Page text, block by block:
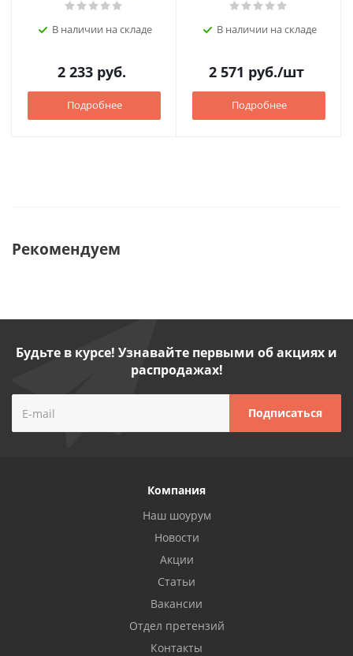
В наличии на складе
2 233руб.
Подробнее
В наличии на складе
2 571 руб./шт
Подробнее
Рекомендуем
Будьте в курсе! Узнавайте первыми об акциях и
распродажах!
Компания
Наш шоурум
Новости
Акции
Статьи
Вакансии
Отдел претензий
Контакты